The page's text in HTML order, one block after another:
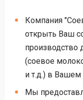
Компания
открыть Ваш
производство
(соевое
и т.д.) в Вашем
Мы